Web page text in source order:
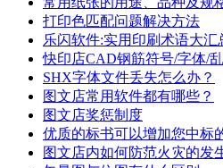
打印色匹配问题解决方法
乐闪软件:实用印刷术语大汇
快印店CAD钢筋符号/字体/乱
SHX字体文件丢失怎么办？
图文店常用软件都有哪些？
图文店奖惩制度
优质的标书可以增加您中标
图文店内如何防范火灾的发
矢量图与位图有什么区别